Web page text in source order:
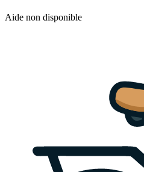
Aide non disponible